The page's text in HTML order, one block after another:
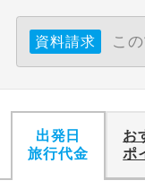
資料請求 こ
出発日
旅行代金
お
ポ